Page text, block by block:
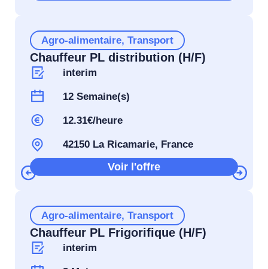
Agro-alimentaire, Transport
Chauffeur PL distribution (H/F)
interim
12 Semaine(s)
12.31€/heure
42150 La Ricamarie, France
Voir l'offre
Agro-alimentaire, Transport
Chauffeur PL Frigorifique (H/F)
interim